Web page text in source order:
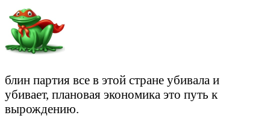
блин партия все в этой стране убивала и
убивает, плановая экономика это путь к
вырождению.